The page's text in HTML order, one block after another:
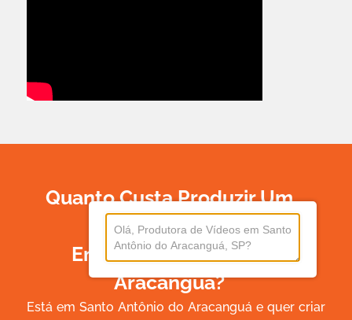
Quanto Custa Produzir Um
Vídeo
Em Santo Antônio Do
Aracanguá?
Está em Santo Antônio do Aracanguá e quer criar